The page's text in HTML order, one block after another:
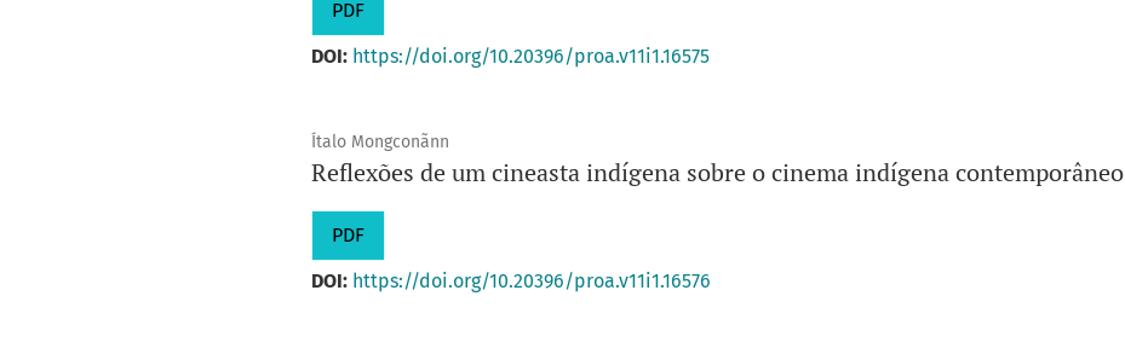
PDF
DOI: https://doi.org/10.20396/proa.v11i1.16575
Ítalo Mongconãnn
Reflexões de um cineasta indígena sobre o cinema indígena contemporâneo
PDF
DOI: https://doi.org/10.20396/proa.v11i1.16576